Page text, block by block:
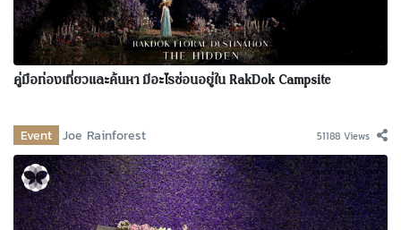
คู่มือท่องเที่ยวและค้นหา มีอะไรซ่อนอยู่ใน RakDok Campsite
Event Joe Rainforest 51188 Views